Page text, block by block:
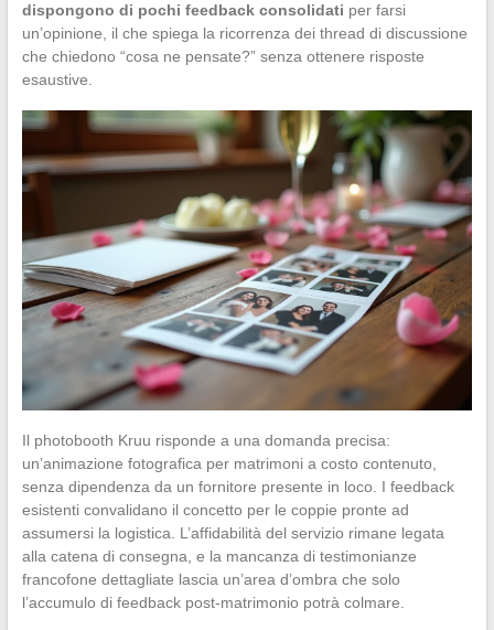
dispongono di pochi feedback consolidati per farsi
un’opinione, il che spiega la ricorrenza dei thread di discussione
che chiedono “cosa ne pensate?” senza ottenere risposte
esaustive.
Il photobooth Kruu risponde a una domanda precisa:
un’animazione fotografica per matrimoni a costo contenuto,
senza dipendenza da un fornitore presente in loco. I feedback
esistenti convalidano il concetto per le coppie pronte ad
assumersi la logistica. L’affidabilità del servizio rimane legata
alla catena di consegna, e la mancanza di testimonianze
francofone dettagliate lascia un’area d’ombra che solo
l’accumulo di feedback post-matrimonio potrà colmare.